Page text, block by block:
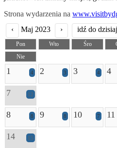
Strona wydarzenia na
‹
Maj 2023 › idź do dzisiaj
Pon Wto Śro
Nie
1 4 2 3 3 4 4
7 12
8 8 9 8 10 7 11
14 15